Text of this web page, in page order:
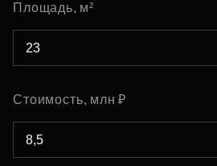
Площадь, м²
Стоимость, млн ₽